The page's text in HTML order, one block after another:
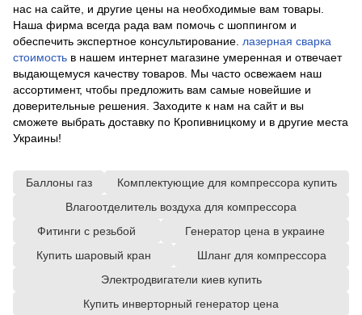
нас на сайте, и другие цены на необходимые вам товары.
Наша фирма всегда рада вам помочь с шоппингом и
обеспечить экспертное консультирование. лазерная сварка
стоимость в нашем интернет магазине умеренная и отвечает
выдающемуся качеству товаров. Мы часто освежаем наш
ассортимент, чтобы предложить вам самые новейшие и
доверительные решения. Заходите к нам на сайт и вы
сможете выбрать доставку по Кропивницкому и в другие места
Украины!
Баллоны газ
Комплектующие для компрессора купить
Влагоотделитель воздуха для компрессора
Фитинги с резьбой
Генератор цена в украине
Купить шаровый кран
Шланг для компрессора
Электродвигатели киев купить
Купить инверторный генератор цена